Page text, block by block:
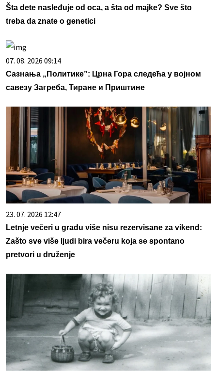
Šta dete nasleđuje od oca, a šta od majke? Sve što
treba da znate o genetici
07. 08. 2026 09:14
Сазнања „Политике”: Црна Гора следећа у војном
савезу Загреба, Тиране и Приштине
23. 07. 2026 12:47
Letnje večeri u gradu više nisu rezervisane za vikend:
Zašto sve više ljudi bira večeru koja se spontano
pretvori u druženje